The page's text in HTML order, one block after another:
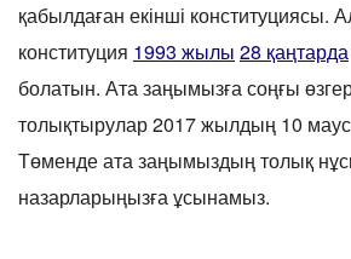
қабылдаған екінші конституциясы.
конституция 1993 жылы 28 қаңтарда
болатын. Ата заңымызға соңғы
толықтырулар 2017 жылдың 10
Төменде ата заңымыздың толық
назарларыңызға ұсынамыз.